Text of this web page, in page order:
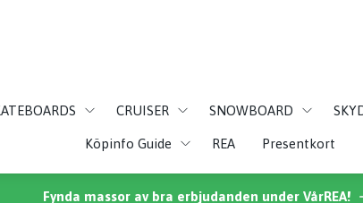
CRUISER SNOWBOARD
Köpinfo Guide REA Presentkort
Fynda massor av bra erbjudanden under VårREA!